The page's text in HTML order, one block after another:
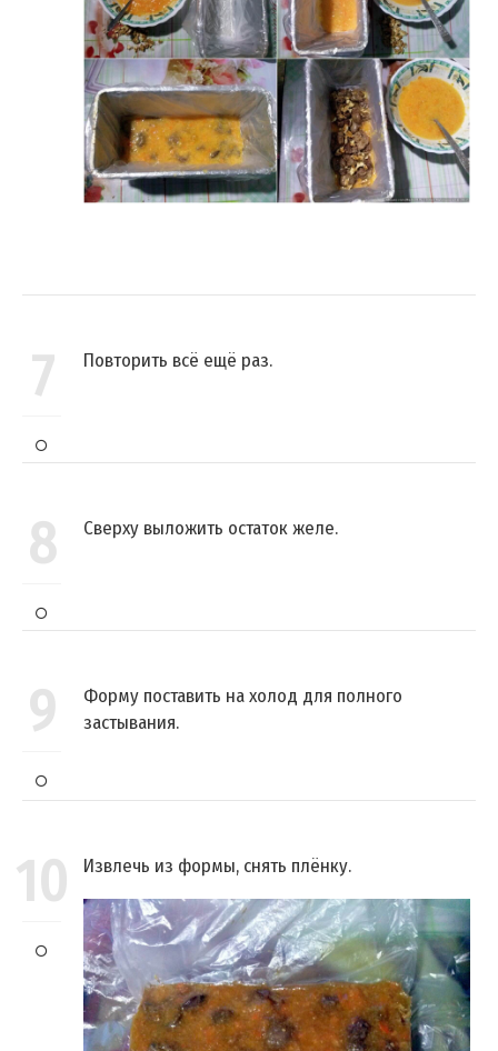
7 Повторить всё ещё раз.
8 Сверху выложить остаток желе.
9
Форму поставить на холод для полного
застывания.
10 Извлечь из формы, снять плёнку.